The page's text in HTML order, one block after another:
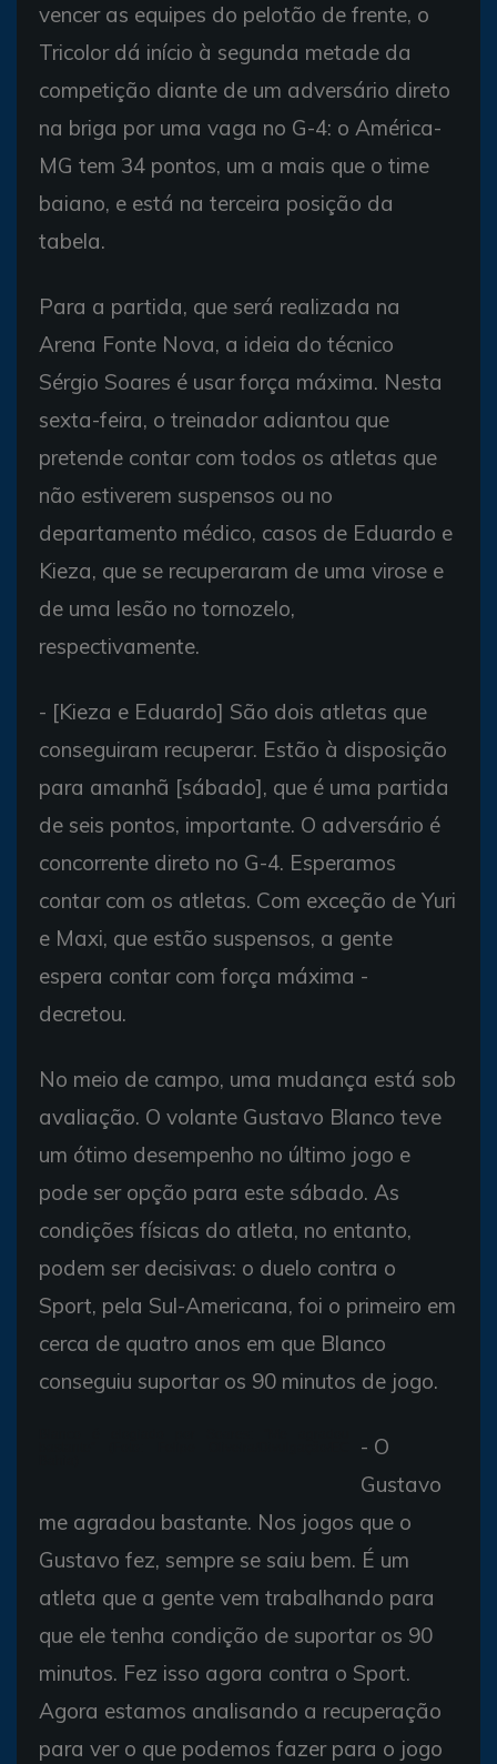
vencer as equipes do pelotão de frente, o
Tricolor dá início à segunda metade da
competição diante de um adversário direto
na briga por uma vaga no G-4: o América-
MG tem 34 pontos, um a mais que o time
baiano, e está na terceira posição da
tabela.
Para a partida, que será realizada na
Arena Fonte Nova, a ideia do técnico
Sérgio Soares é usar força máxima. Nesta
sexta-feira, o treinador adiantou que
pretende contar com todos os atletas que
não estiverem suspensos ou no
departamento médico, casos de Eduardo e
Kieza, que se recuperaram de uma virose e
de uma lesão no tornozelo,
respectivamente.
- [Kieza e Eduardo] São dois atletas que
conseguiram recuperar. Estão à disposição
para amanhã [sábado], que é uma partida
de seis pontos, importante. O adversário é
concorrente direto no G-4. Esperamos
contar com os atletas. Com exceção de Yuri
e Maxi, que estão suspensos, a gente
espera contar com força máxima -
decretou.
No meio de campo, uma mudança está sob
avaliação. O volante Gustavo Blanco teve
um ótimo desempenho no último jogo e
pode ser opção para este sábado. As
condições físicas do atleta, no entanto,
podem ser decisivas: o duelo contra o
Sport, pela Sul-Americana, foi o primeiro em
cerca de quatro anos em que Blanco
conseguiu suportar os 90 minutos de jogo.
- O
Gustavo
me agradou bastante. Nos jogos que o
Gustavo fez, sempre se saiu bem. É um
atleta que a gente vem trabalhando para
que ele tenha condição de suportar os 90
minutos. Fez isso agora contra o Sport.
Agora estamos analisando a recuperação
para ver o que podemos fazer para o jogo